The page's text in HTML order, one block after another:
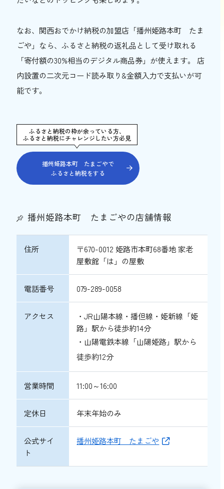
なお、関西おでかけ納税の加盟店「播州姫路本町 たま
ごや 」なら、ふるさと納税の返礼品として受け取れる
「寄付額の30%相当のデジタル商品券」が使えます。 店
内設置の二次元コード読み取り&金額入力で支払いが可
能です。
ふるさと納税の枠が余っている方、
ふるさと納税にチャレンジしたい方必見
播州姫路本町 たまごやで
ふるさと納税をする
播州姫路本町 たまごやの店舗情報
住所
〒670-0012 姫路市本町68番地 家老
屋敷館「は」の屋敷
電話番号 079-289-0058
アクセス
・JR山陽本線・播但線・姫新線「姫
路」駅から徒歩約14分
・山陽電鉄本線「山陽姫路」駅から
徒歩約12分
営業時間 11:00～16:00
定休日 年末年始のみ
公式サイ
ト
播州姫路本町 たまごや